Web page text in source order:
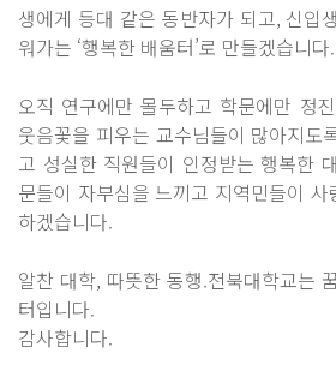
생에게 등대 같은 동반자가 되고, 신입
워가는 ‘행복한 배움터’로 만들겠습니다.
오직 연구에만 몰두하고 학문에만 정
웃음꽃을 피우는 교수님들이 많아지도
고 성실한 직원들이 인정받는 행복한
문들이 자부심을 느끼고 지역민들이
하겠습니다.
알찬 대학, 따뜻한 동행.전북대학교는
터입니다.
감사합니다.